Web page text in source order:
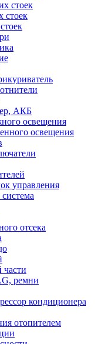
стоек
стоек
АКБ
освещения
освещения
управления
отсека
части
ремни
кондиционера
отопителем